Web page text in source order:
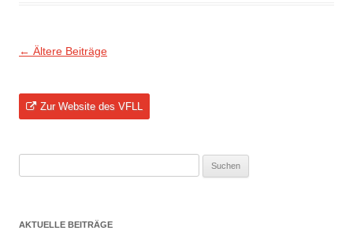
Beitragsnavigation
← Ältere Beiträge
Zur Website des VFLL
AKTUELLE BEITRÄGE